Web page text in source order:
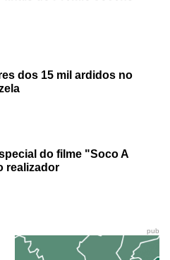
dos 15 mil ardidos no
do filme "Soco A
realizador
pub